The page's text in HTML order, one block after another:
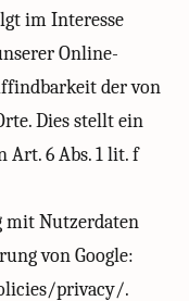
im Interesse
Online-
der von
Dies stellt ein
Art. 6 Abs. 1 lit. f
mit Nutzerdaten
von Google:
privacy/.